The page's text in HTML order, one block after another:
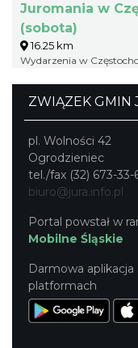
Juromania w
(sobota)
16.25 km
Wydarzenia w
ZWIĄZEK GMIN
pl. Wolności 42
Ogrodzieniec
tel./fax (32) 673-33-
biuro@jura.info.pl
Portal powstał w
Mobilne Śląskie
Darmowa aplikacja
platformach